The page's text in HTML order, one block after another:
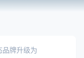
品牌升级为